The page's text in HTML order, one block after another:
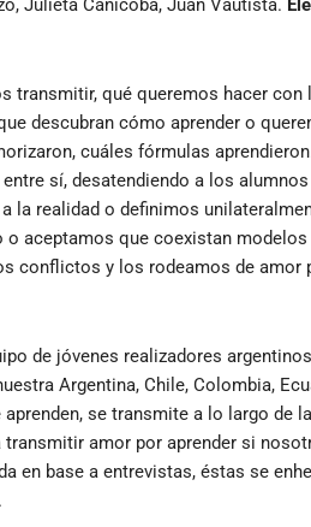
transmitir, qué queremos hacer con
descubran cómo aprender o
cuáles fórmulas
sí, desatendiendo a los
la realidad o definimos
o aceptamos que coexistan modelos
conflictos y los rodeamos de amor
de jóvenes realizadores
Argentina, Chile, Colombia,
se transmite a lo largo de la
amor por aprender si
en base a entrevistas, éstas se